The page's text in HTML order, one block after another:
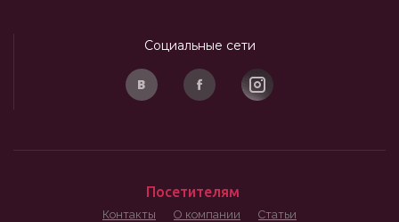
Социальные сети
Посетителям
Контакты О компании
Статьи